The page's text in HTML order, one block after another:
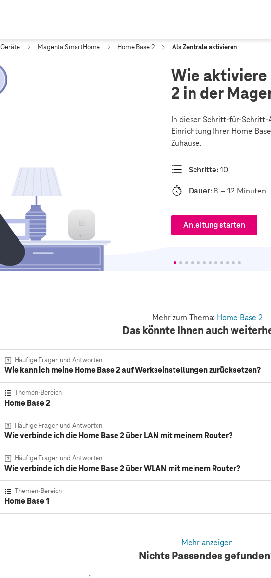
Geräte Magenta SmartHome Home Base 2 Als Zentrale aktivieren
Wie aktiviere
2 in der
In dieser Schritt-für-Schritt-
Einrichtung Ihrer Home
Zuhause.
Schritte:10
Dauer:8 – 12 Minuten
Anleitung starten
Mehr zum Thema: Home Base 2
Das könnte Ihnen auch
Häufige Fragen und Antworten
Wie kann ich meine Home Base 2 auf Werkseinstellungen zurücksetzen?
Themen-Bereich
Home Base 2
Häufige Fragen und Antworten
Wie verbinde ich die Home Base 2 über LAN mit meinem Router?
Häufige Fragen und Antworten
Wie verbinde ich die Home Base 2 über WLAN mit meinem Router?
Themen-Bereich
Home Base 1
Mehr anzeigen
Nichts Passendes